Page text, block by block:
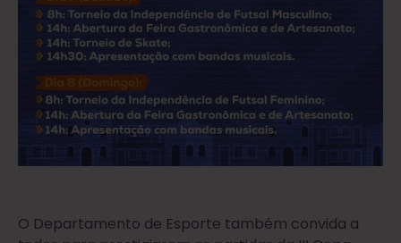
O Departamento de Esporte também convida a